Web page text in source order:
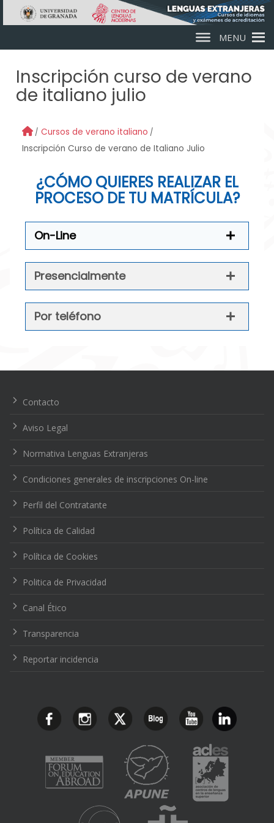
Skip to main content
MENU
Inscripción curso de verano
de italiano julio
Cursos de verano italiano
Inscripción Curso de verano de Italiano Julio
¿CÓMO QUIERES REALIZAR EL
PROCESO DE TU MATRÍCULA?
On-Line
Presencialmente
Por teléfono
de
Contacto
Aviso Legal
Normativa Lenguas Extranjeras
Condiciones generales de inscripciones On-line
Perfil del Contratante
Política de Calidad
Política de Cookies
Politica de Privacidad
Canal Ético
Transparencia
Reportar incidencia